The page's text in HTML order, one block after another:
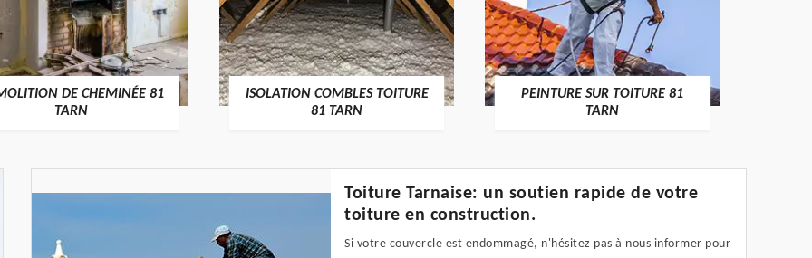
DE CHEMINÉE 81
TARN
ISOLATION COMBLES TOITURE
81 TARN
PEINTURE SUR TOITURE 81
TARN
Toiture Tarnaise: un soutien rapide de votre
toiture en construction.
Si votre couvercle est endommagé, n'hésitez pas à nous informer pour